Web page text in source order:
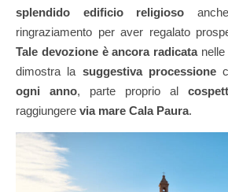
splendido edificio religioso
ringraziamento per aver regalato
Tale devozione è ancora radicatanelle
dimostra la suggestiva processione
ogni anno, parte proprio al
raggiungere via mare Cala Paura.